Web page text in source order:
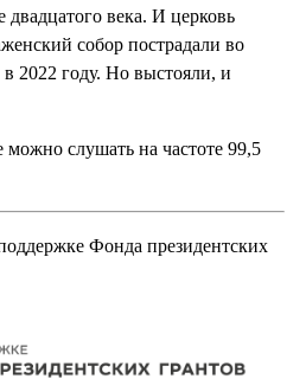
двадцатого века. И церковь
собор пострадали во
2022 году. Но выстояли, и
слушать на частоте 99,5
Фонда президентских